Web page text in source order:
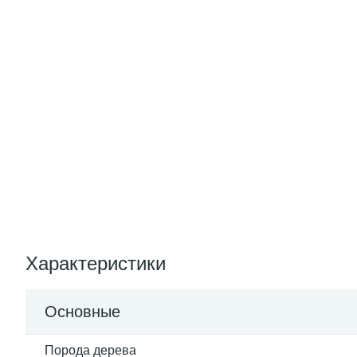
Характеристики
Основные
Порода дерева